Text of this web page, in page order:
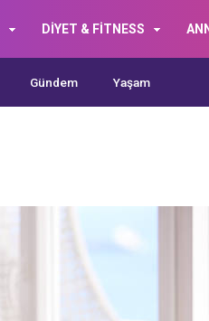
DİYET & FİTNESS
Gündem Yaşam